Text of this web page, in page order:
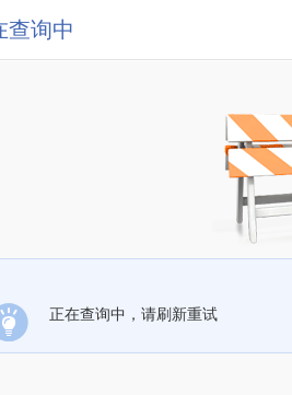
查询中
正在查询中，请刷新重试